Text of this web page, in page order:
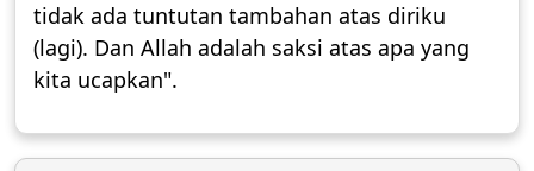
tidak ada tuntutan tambahan atas diriku
(lagi). Dan Allah adalah saksi atas apa yang
kita ucapkan".